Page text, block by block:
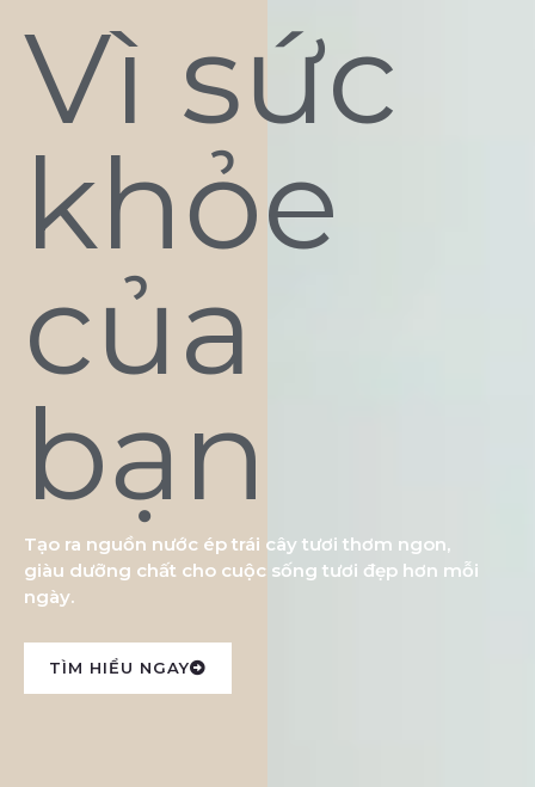
Vì sức
khỏe
của
bạn
Tạo ra nguồn nước ép trái cây tươi thơm ngon,
giàu dưỡng chất cho cuộc sống tươi đẹp hơn mỗi
ngày.
TÌM HIỂU NGAY